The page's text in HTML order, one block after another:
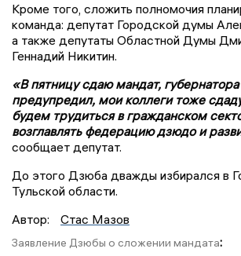
Кроме того, сложить полномочия
команда: депутат Городской думы
а также депутаты Областной Думы
Геннадий Никитин.
«В пятницу сдаю мандат,
предупредил, мои коллеги тоже
будем трудиться в гражданском
возглавлять федерацию дзюдо и
сообщает депутат.
До этого Дзюба дважды избирался в
Тульской области.
Автор:
Стас Мазов
Заявление Дзюбы о сложении мандата: